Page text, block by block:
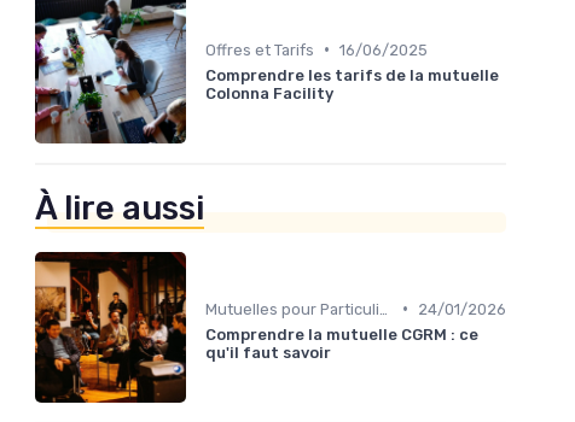
Offres et Tarifs • 16/06/2025
Comprendre les tarifs de la mutuelle
Colonna Facility
À lire aussi
•
24/01/2026
Comprendre la mutuelle CGRM : ce
qu'il faut savoir